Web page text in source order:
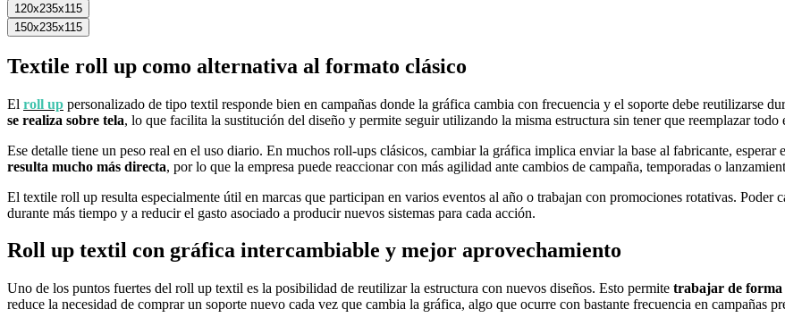
120x235x115
150x235x115
Textile roll up como alternativa al formato clásico
El roll up personalizado de tipo textil responde bien en campañas donde la gráfica cambia con frecuencia y el soporte debe reutilizarse
se realiza sobre tela, lo que facilita la sustitución del diseño y permite seguir utilizando la misma estructura sin tener que reemplazar todo
Ese detalle tiene un peso real en el uso diario. En muchos roll-ups clásicos, cambiar la gráfica implica enviar la base al fabricante,
resulta mucho más directa, por lo que la empresa puede reaccionar con más agilidad ante cambios de campaña, temporadas o
El textile roll up resulta especialmente útil en marcas que participan en varios eventos al año o trabajan con promociones rotativas.
durante más tiempo y a reducir el gasto asociado a producir nuevos sistemas para cada acción.
Roll up textil con gráfica intercambiable y mejor aprovechamiento
Uno de los puntos fuertes del roll up textil es la posibilidad de reutilizar la estructura con nuevos diseños. Esto permite trabajar de forma
reduce la necesidad de comprar un soporte nuevo cada vez que cambia la gráfica, algo que ocurre con bastante frecuencia en campañas